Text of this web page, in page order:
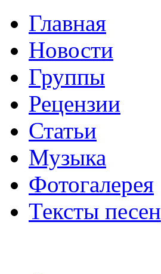
Главная
Новости
Группы
Рецензии
Статьи
Музыка
Фотогалерея
Тексты песен